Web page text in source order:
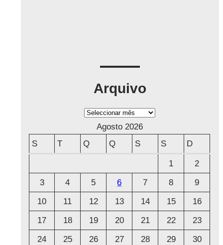
Arquivo
A
q
Agosto 2026
S
T Q Q S S D
1
2
3
4 5 6 7 8
9
10
11 12 13 14 15
16
17
18 19 20 21 22
23
24
25 26 27 28 29
30